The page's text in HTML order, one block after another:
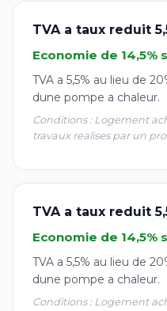
TVA a taux reduit
Economie de 14,5%
TVA a 5,5% au lieu de
dune pompe a chaleur.
Conditions : Logement
travaux realises par un
TVA a taux reduit
Economie de 14,5%
TVA a 5,5% au lieu de
dune pompe a chaleur.
Conditions : Logement